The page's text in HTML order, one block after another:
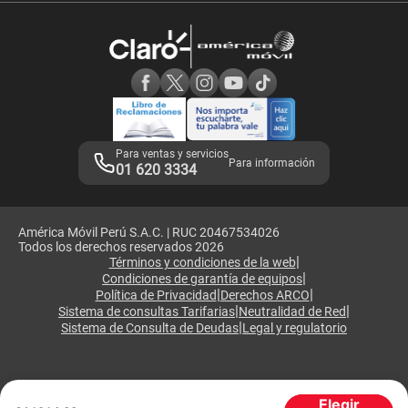
Elegir
Consulta de IMEI
Consulta de reclamos
Adquirientes iPhone 6, 6S y SE
Mensaje de Seguridad
Términos y Condiciones de Tienda Claro
Libro de Reclamaciones
Legales de marketplace
Para ventas y servicios
01 620 3334 Para información
América Móvil Perú S.A.C. | RUC 20467534026
Todos los derechos reservados 2026
Términos y condiciones de la web|
Condiciones de garantía de equipos
Política de Privacidad Derechos ARCO
Sistema de consultas Tarifarias Neutralidad de Red
Sistema de Consulta de Deudas Legal y regulatorio